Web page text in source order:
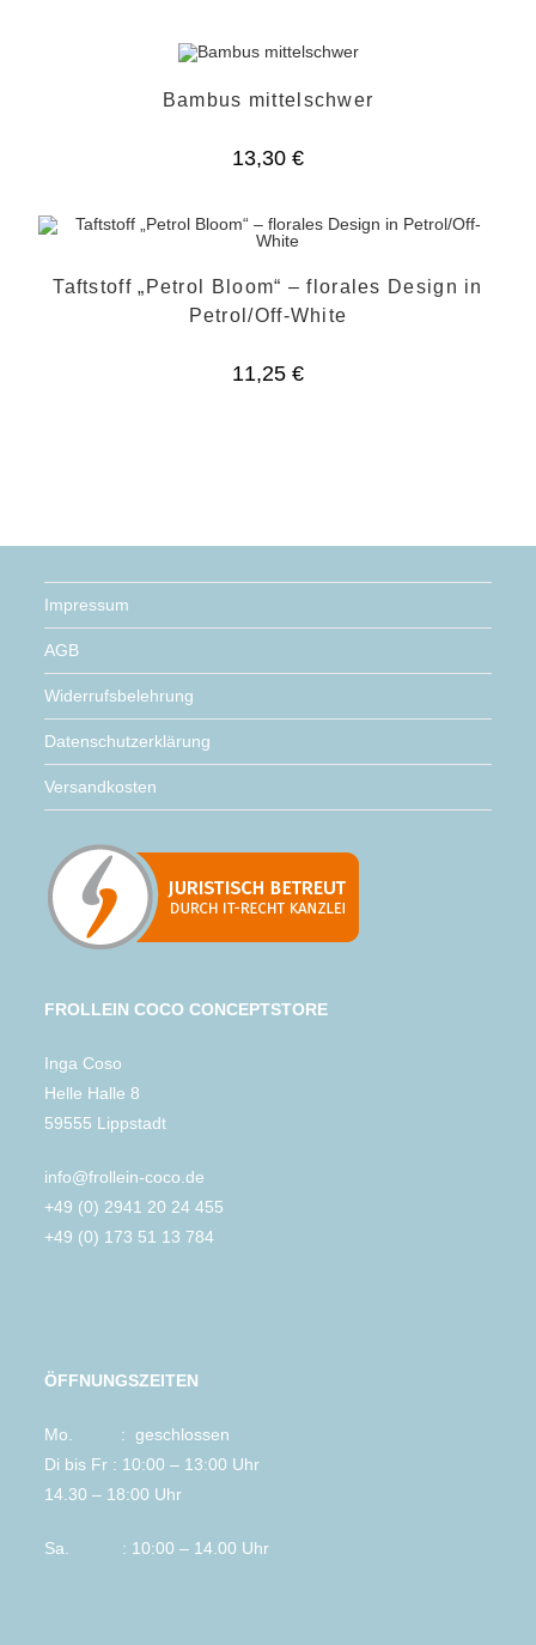
Bambus mittelschwer
13,30 €
Taftstoff „Petrol Bloom“ – florales Design in
Petrol/Off-White
11,25 €
Impressum
AGB
Widerrufsbelehrung
Datenschutzerklärung
Versandkosten
FROLLEIN COCO CONCEPTSTORE
Inga Coso
Helle Halle 8
59555 Lippstadt
info@frollein-coco.de
+49 (0) 2941 20 24 455
+49 (0) 173 51 13 784
ÖFFNUNGSZEITEN
Mo. : geschlossen
Di bis Fr : 10:00 – 13:00 Uhr
14.30 – 18:00 Uhr
Sa. : 10:00 – 14.00 Uhr